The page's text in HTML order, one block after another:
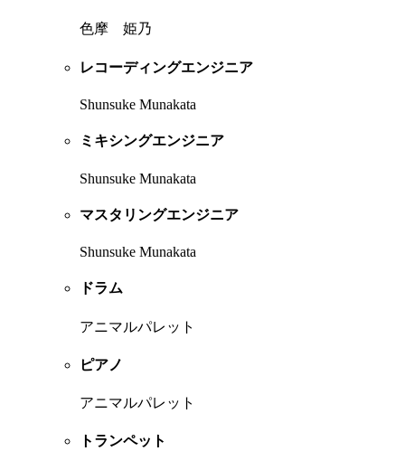
色摩 姫乃
レコーディングエンジニア
Shunsuke Munakata
ミキシングエンジニア
Shunsuke Munakata
マスタリングエンジニア
Shunsuke Munakata
ドラム
アニマルパレット
ピアノ
アニマルパレット
トランペット